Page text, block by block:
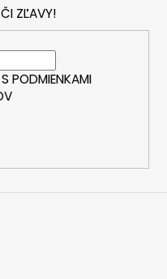
ZĽAVY!
PODMIENKAMI